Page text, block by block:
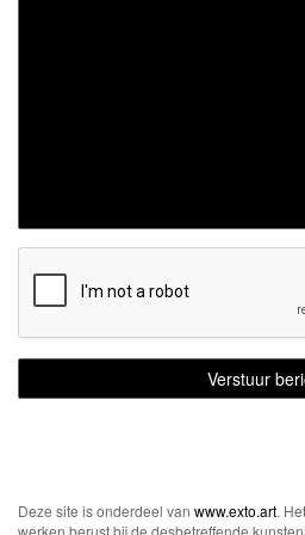
Deze site is onderdeel van www.exto.art.
werken berust bij de desbetreffende